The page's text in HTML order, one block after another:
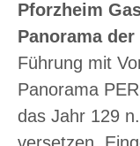
Pforzheim
Panorama
Führung mit
Panorama
das Jahr 129
versetzen.